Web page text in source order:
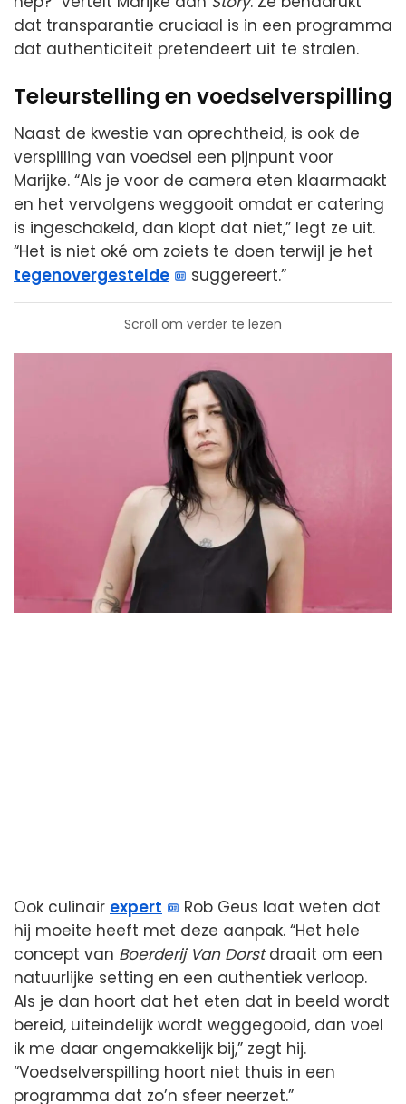
dat transparantie cruciaal is in een programma
dat authenticiteit pretendeert uit te stralen.
Teleurstelling en voedselverspilling
Naast de kwestie van oprechtheid, is ook de
verspilling van voedsel een pijnpunt voor
Marijke. “Als je voor de camera eten klaarmaakt
en het vervolgens weggooit omdat er catering
is ingeschakeld, dan klopt dat niet,” legt ze uit.
“Het is niet oké om zoiets te doen terwijl je het
tegenovergestelde
suggereert.”
Scroll om verder te lezen
Ook culinair expert
Rob Geus laat weten dat
hij moeite heeft met deze aanpak. “Het hele
concept van Boerderij Van Dorstdraait om een
natuurlijke setting en een authentiek verloop.
Als je dan hoort dat het eten dat in beeld wordt
bereid, uiteindelijk wordt weggegooid, dan voel
ik me daar ongemakkelijk bij,” zegt hij.
“Voedselverspilling hoort niet thuis in een
programma dat zo’n sfeer neerzet.”